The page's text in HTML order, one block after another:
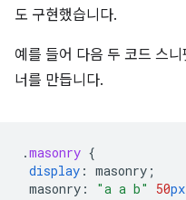
도 구현했습니다.
예를 들어 다음 두 코드 스
너를 만듭니다.
.masonry {
display : masonry ;
masonry : "a a b" 50px